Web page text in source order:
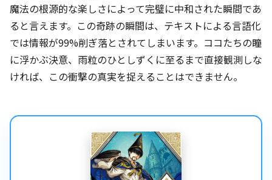
魔法の根源的な楽しさによって完璧に中和された瞬間であ
ると言えます。この奇跡の瞬間は、テキストによる言語化
では情報が99%削ぎ落とされてしまいます。ココたちの瞳
に浮かぶ決意、雨粒のひとしずくに至るまで直接観測しな
ければ、この衝撃の真実を捉えることはできません。